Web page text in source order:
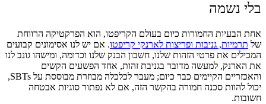
בלי נשמה
אחת הבעיות החמורות כיום בעולם הקריפטו, הוא הפרקטיקה הרווחת
של תרמיות, גניבות ופריצות לארנקי קריפטו. אם יש לנו אסימונים קבועים
המכילים את פרטי הזהות שלנו, חשבון הבנק שלנו וכדומה, ומישהו גונב לנו
את הארנק, למעשה מדובר בגניבת זהות, אחד הפשעים הקשים
והאכזריים הקיימים כבר כיום; מעבר לכלכלה מבוזרת מבוססת על SBTs,
יכול להוות סכנה חמורה בהקשר הזה, אם לא נפתור סוגיות אבטחה
חשובות.